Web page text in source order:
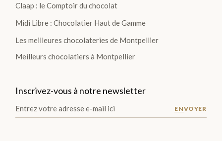
>
DÉCOUVRIR
Claap : le Comptoir du chocolat
Midi Libre : Chocolatier Haut de Gamme
Les meilleures chocolateries de Montpellier
Meilleurs chocolatiers à Montpellier
Inscrivez-vous à notre newsletter
ENVOYER